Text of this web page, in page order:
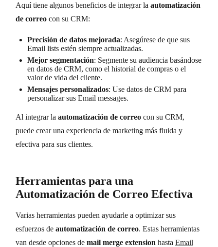
Aquí tiene algunos beneficios de integrar la automatización
de correo con su CRM:
Precisión de datos mejorada: Asegúrese de que sus
Email lists estén siempre actualizadas.
Mejor segmentación: Segmente su audiencia basándose
en datos de CRM, como el historial de compras o el
valor de vida del cliente.
Mensajes personalizados: Use datos de CRM para
personalizar sus Email messages.
Al integrar la automatización de correo con su CRM,
puede crear una experiencia de marketing más fluida y
efectiva para sus clientes.
Herramientas para una
Automatización de Correo Efectiva
Varias herramientas pueden ayudarle a optimizar sus
esfuerzos de automatización de correo. Estas herramientas
van desde opciones de mail merge extension hasta Email